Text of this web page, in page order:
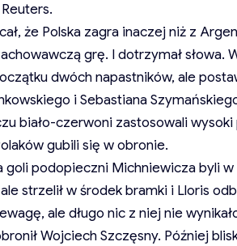
że Polska zagra inaczej niż z
grę. I dotrzymał słowa.
dwóch napastników, ale
i Sebastiana
biało-czerwoni zastosowali
gubili się w obronie.
goli podopieczni Michniewicza byli
strzelił w środek bramki i Lloris
ale długo nic z niej nie
Wojciech Szczęsny. Później